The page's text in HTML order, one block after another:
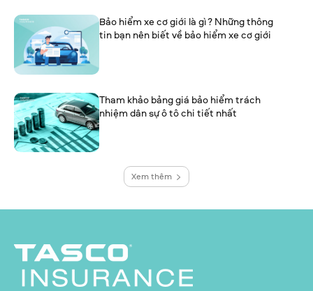
Bảo hiểm xe cơ giới là gì? Những thông
tin bạn nên biết về bảo hiểm xe cơ giới
Tham khảo bảng giá bảo hiểm trách
nhiệm dân sự ô tô chi tiết nhất
Xem thêm